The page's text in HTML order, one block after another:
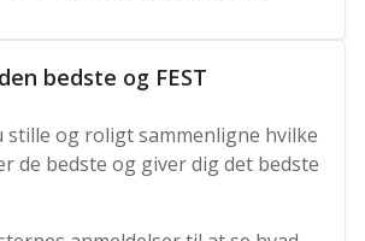
bedste og FEST
stille og roligt sammenligne hvilke
de bedste og giver dig det bedste